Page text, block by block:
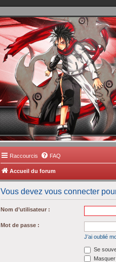
Scantrad
Raccourcis FAQ
Accueil du forum
Vous devez vous connecter
Nom d’utilisateur :
Mot de passe :
J’ai oublié
Se